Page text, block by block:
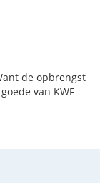
de opbrengst
van KWF